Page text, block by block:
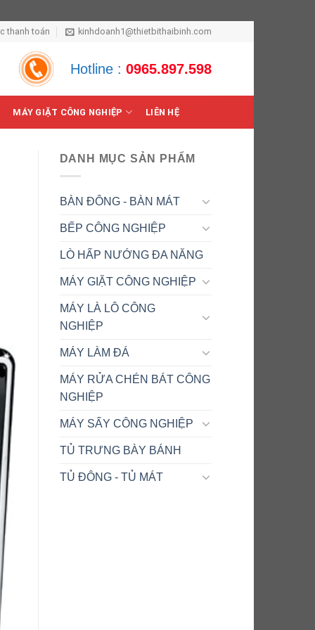
thanh toán kinhdoanh1@thietbithaibinh.com
Hotline : 0965.897.598
MÁY GIẶT CÔNG NGHIỆP LIÊN HỆ
DANH MỤC SẢN PHẨM
BÀN ĐÔNG - BÀN MÁT
BẾP CÔNG NGHIỆP
LÒ HẤP NƯỚNG ĐA NĂNG
MÁY GIẶT CÔNG NGHIỆP
MÁY LÀ LÔ CÔNG
NGHIỆP
MÁY LÀM ĐÁ
MÁY RỬA CHÉN BÁT CÔNG
NGHIỆP
MÁY SẤY CÔNG NGHIỆP
TỦ TRƯNG BÀY BÁNH
TỦ ĐÔNG - TỦ MÁT